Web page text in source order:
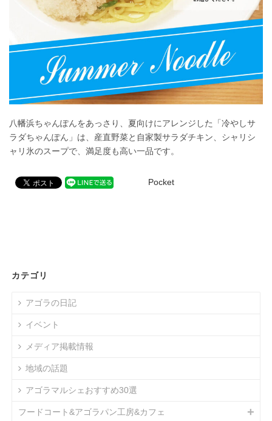
八幡浜ちゃんぽんをあっさり、夏向けにアレンジした「冷やしサ
ラダちゃんぽん」は、産直野菜と自家製サラダチキン、シャリシ
ャリ氷のスープで、満足度も高い一品です。
Pocket
カテゴリ
アゴラの日記
イベント
メディア掲載情報
地域の話題
アゴラマルシェおすすめ30選
フードコート&アゴラパン工房&カフェ